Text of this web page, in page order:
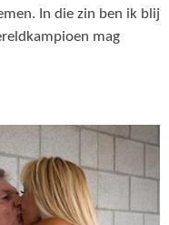
In die zin ben ik blij
mag